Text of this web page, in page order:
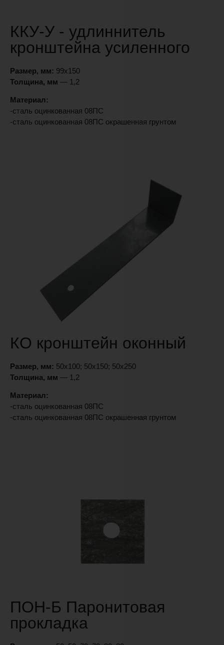
ККУ-У - удлиннитель
кронштейна усиленного
Размер, мм: 99х150
Толщина, мм — 1,2
Материал:
-сталь оцинкованная 08ПС
-сталь оцинкованная 08ПС окрашенная грунтом
КО кронштейн оконный
Размер, мм: 50х100; 50х150; 50х250
Толщина, мм — 1,2
Материал:
-сталь оцинкованная 08ПС
-сталь оцинкованная 08ПС окрашенная грунтом
ПОН-Б Паронитовая
прокладка